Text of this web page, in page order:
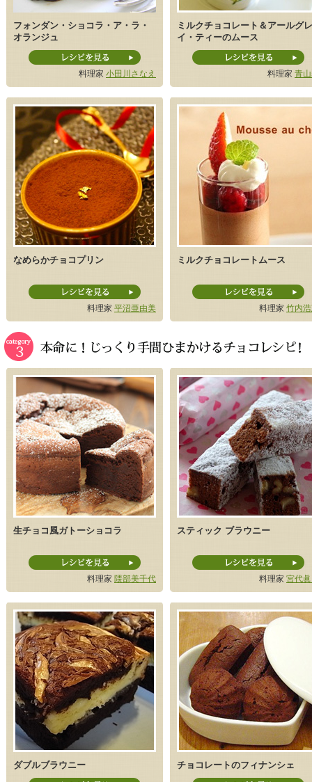
フォンダン・ショコラ・ア・ラ・
オランジュ
料理家 小田川さなえ
ミルクチョコレート＆アールグレ
イ・ティーのムース
料理家 青
なめらかチョコプリン
料理家 平沼亜由美
ミルクチョコレートムース
料理家 竹内
生チョコ風ガトーショコラ
料理家 隈部美千代
スティック ブラウニー
料理家 宮代
ダブルブラウニー チョコレートのフィナンシェ